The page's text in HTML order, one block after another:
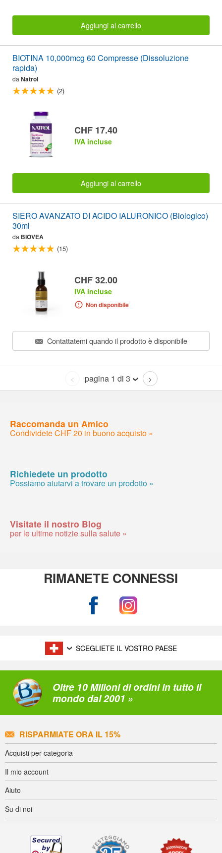
Aggiungi al carrello
BIOTINA 10,000mcg 60 Compresse (Dissoluzione
rapida)
da Natrol
(2)
CHF 17.40
IVA incluse
Aggiungi al carrello
SIERO AVANZATO DI ACIDO IALURONICO (Biologico)
30ml
da BIOVEA
(15)
CHF 32.00
IVA incluse
Non disponibile
Contattatemi quando il prodotto è disponibile
< pagina 1 di 3 >
Raccomanda un Amico
Condividete CHF 20 in buono acquisto »
Richiedete un prodotto
Possiamo aiutarvi a trovare un prodotto »
Visitate il nostro Blog
per le ultime notizie sulla salute »
RIMANETE CONNESSI
SCEGLIETE IL VOSTRO PAESE
Oltre 10 Milioni di ordini in tutto il
mondo dal 2001 »
RISPARMIATE ORA IL 15%
Acquisti per categoria
Il mio account
Aiuto
Su di noi